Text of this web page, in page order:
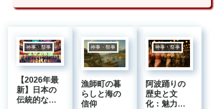
神事・祭事
【2026年最
新】日本の
伝統的なお
神事・祭事
漁師町の暮
らしと海の
信仰
神事・祭事
阿波踊りの
歴史と文
化：魅力と